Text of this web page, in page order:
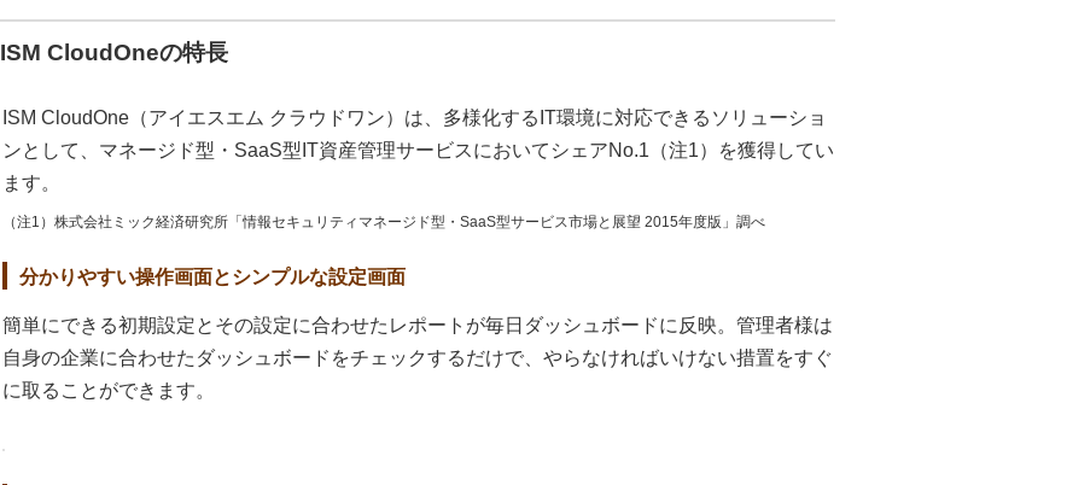
ISM CloudOneの特長
ISM CloudOne（アイエスエム クラウドワン）は、多様化するIT環境に対応できるソリューショ
ンとして、マネージド型・SaaS型IT資産管理サービスにおいてシェアNo.1（注1）を獲得してい
ます。
（注1）株式会社ミック経済研究所「情報セキュリティマネージド型・SaaS型サービス市場と展望 2015年度版」調べ
分かりやすい操作画面とシンプルな設定画面
簡単にできる初期設定とその設定に合わせたレポートが毎日ダッシュボードに反映。管理者様は
自身の企業に合わせたダッシュボードをチェックするだけで、やらなければいけない措置をすぐ
に取ることができます。